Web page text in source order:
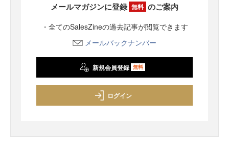
メールマガジンに登録 無料 のご案内
・全てのSalesZineの過去記事が閲覧できます
メールバックナンバー
新規会員登録 無料
ログイン